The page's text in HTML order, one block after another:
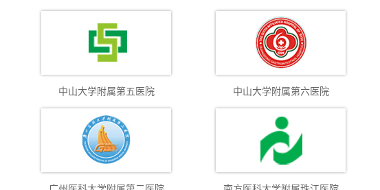
中山大学附属第五医院 中山大学附属第六医院